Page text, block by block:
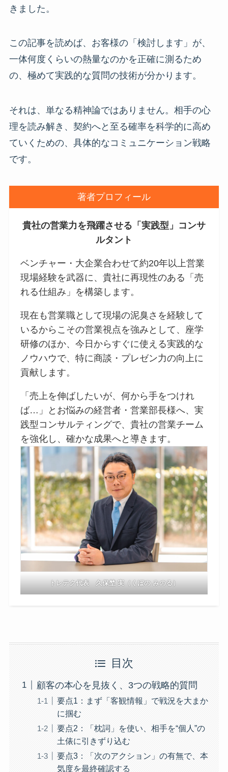
きました。
この記事を読めば、お客様の「検討します」が、
一体何度くらいの熱量なのかを正確に測るため
の、極めて実践的な質問の技術が分かります。
それは、単なる精神論ではありません。相手の心
理を読み解き、契約へと至る確率を科学的に高め
ていくための、具体的なコミュニケーション戦略
です。
著者プロフィール
貴社の営業力を飛躍させる「実践型」コンサ
ルタント
ベンチャー・大企業合わせて約20年以上営業
現場経験を武器に、貴社に再現性のある「売
れる仕組み」を構築します。
現在も営業職として現場の泥臭さを経験して
いるからこその営業視点を強みとして、座学
研修のほか、今日からすぐに使える実践的な
ノウハウで、特に商談・プレゼン力の向上に
貢献します。
「売上を伸ばしたいが、何から手をつけれ
ば…」とお悩みの経営者・営業部長様へ、実
践型コンサルティングで、貴社の営業チーム
を強化し、確かな成果へと導きます。
トレテク代表 久保埜 実（くぼの みのる）
目次
顧客の本心を見抜く、3つの戦略的質問
要点1：まず「客観情報」で戦況を大まか
に掴む
要点2：「枕詞」を使い、相手を“個人”の
土俵に引きずり込む
要点3：「次のアクション」の有無で、本
気度を最終確認する